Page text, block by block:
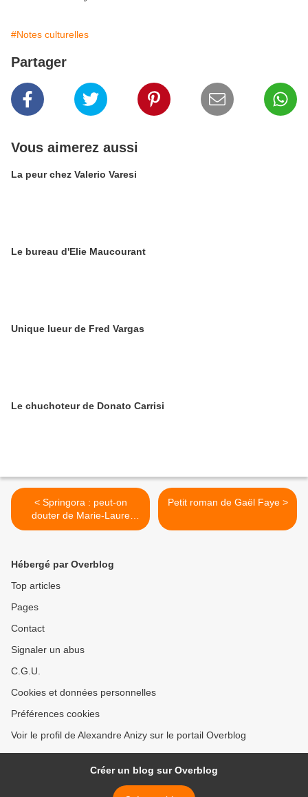
#Notes culturelles
Partager
Vous aimerez aussi
La peur chez Valerio Varesi
Le bureau d'Elie Maucourant
Unique lueur de Fred Vargas
Le chuchoteur de Donato Carrisi
< Springora : peut-on
douter de Marie-Laure
Delorme ?
Petit roman de Gaël Faye >
Hébergé par Overblog
Top articles
Pages
Contact
Signaler un abus
C.G.U.
Cookies et données personnelles
Préférences cookies
Voir le profil de Alexandre Anizy sur le portail Overblog
Créer un blog sur Overblog